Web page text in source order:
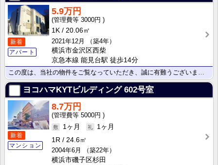
新着
アパート
5.9万円
3000円
1K
20.06㎡
2021年12月
（築4年）
横浜市金沢区西柴
京急本線 能見台駅 徒歩14分
この度は、当社の物件をご覧なっていただき、誠に有難うございます。詳しくは、当社スタッフまでお気軽にお･･･
ヨコハマKYTビルディング 602号室
新着
マンション
8.7万円
5000円
1ヶ月
1ヶ月
1R
24.6㎡
2004年6月
（築22年）
横浜市磯子区杉田